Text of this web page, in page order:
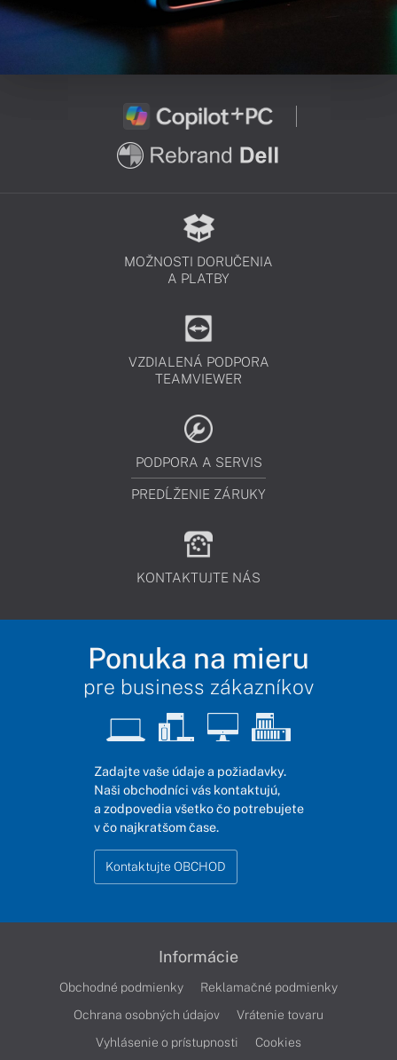
MOŽNOSTI DORUČENIA
A PLATBY
VZDIALENÁ PODPORA
TEAMVIEWER
PODPORA A SERVIS
PREDĹŽENIE ZÁRUKY
KONTAKTUJTE NÁS
Ponuka na mieru
pre business zákazníkov
Zadajte vaše údaje a požiadavky.
Naši obchodníci vás kontaktujú,
a zodpovedia všetko čo potrebujete
v čo najkratšom čase.
Kontaktujte OBCHOD
Informácie
Obchodné podmienky
Reklamačné podmienky
Ochrana osobných údajov
Vrátenie tovaru
Vyhlásenie o prístupnosti
Cookies